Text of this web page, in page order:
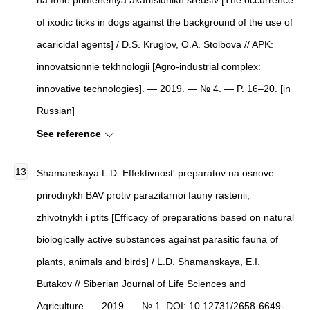
of ixodic ticks in dogs against the background of the use of
acaricidal agents] / D.S. Kruglov, O.A. Stolbova // APK:
innovatsionnie tekhnologii [Agro-industrial complex:
innovative technologies]. — 2019. — № 4. — P. 16–20. [in
Russian]
See reference
Shamanskaya L.D. Effektivnost' preparatov na osnove
prirodnykh BAV protiv parazitarnoi fauny rastenii,
zhivotnykh i ptits [Efficacy of preparations based on natural
biologically active substances against parasitic fauna of
plants, animals and birds] / L.D. Shamanskaya, E.I.
Butakov // Siberian Journal of Life Sciences and
Agriculture. — 2019. — № 1. DOI: 10.12731/2658-6649-